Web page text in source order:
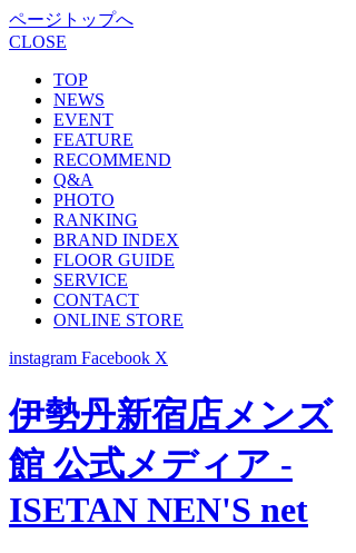
ページトップへ
CLOSE
TOP
NEWS
EVENT
FEATURE
RECOMMEND
Q&A
PHOTO
RANKING
BRAND INDEX
FLOOR GUIDE
SERVICE
CONTACT
ONLINE STORE
instagram Facebook X
伊勢丹新宿店メンズ
館 公式メディア -
ISETAN NEN'S net